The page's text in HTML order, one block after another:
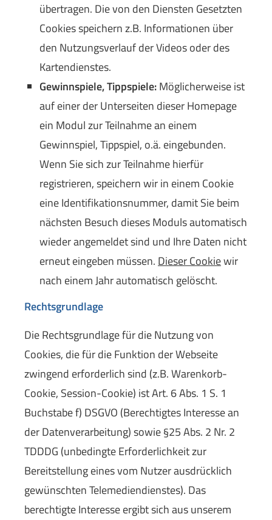
übertragen. Die von den Diensten Gesetzten
Cookies speichern z.B. Informationen über
den Nutzungsverlauf der Videos oder des
Kartendienstes.
Gewinnspiele, Tippspiele:Möglicherweise ist
auf einer der Unterseiten dieser Homepage
ein Modul zur Teilnahme an einem
Gewinnspiel, Tippspiel, o.ä. eingebunden.
Wenn Sie sich zur Teilnahme hierfür
registrieren, speichern wir in einem Cookie
eine Identifikationsnummer, damit Sie beim
nächsten Besuch dieses Moduls automatisch
wieder angemeldet sind und Ihre Daten nicht
erneut eingeben müssen.Dieser Cookiewir
nach einem Jahr automatisch gelöscht.
Rechtsgrundlage
Die Rechtsgrundlage für die Nutzung von
Cookies, die für die Funktion der Webseite
zwingend erforderlich sind (z.B. Warenkorb-
Cookie, Session-Cookie) ist Art. 6 Abs. 1 S. 1
Buchstabe f) DSGVO (Berechtigtes Interesse an
der Datenverarbeitung) sowie §25 Abs. 2 Nr. 2
TDDDG (unbedingte Erforderlichkeit zur
Bereitstellung eines vom Nutzer ausdrücklich
gewünschten Telemediendienstes). Das
berechtigte Interesse ergibt sich aus unserem